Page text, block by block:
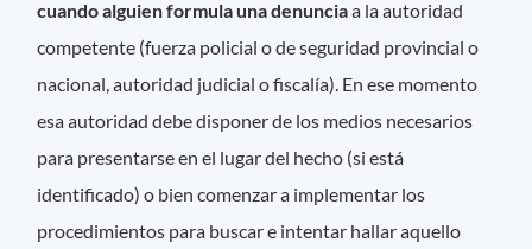
cuando alguien formula una denunciaa la autoridad
competente (fuerza policial o de seguridad provincial o
nacional, autoridad judicial o fiscalía). En ese momento
esa autoridad debe disponer de los medios necesarios
para presentarse en el lugar del hecho (si está
identificado) o bien comenzar a implementar los
procedimientos para buscar e intentar hallar aquello